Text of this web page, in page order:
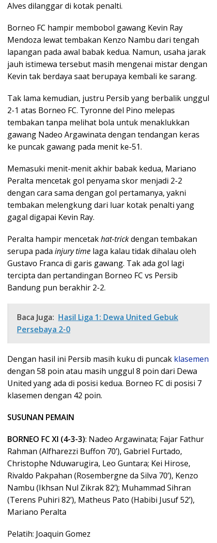
Alves dilanggar di kotak penalti.
Borneo FC hampir membobol gawang Kevin Ray
Mendoza lewat tembakan Kenzo Nambu dari tengah
lapangan pada awal babak kedua. Namun, usaha jarak
jauh istimewa tersebut masih mengenai mistar dengan
Kevin tak berdaya saat berupaya kembali ke sarang.
Tak lama kemudian, justru Persib yang berbalik unggul
2-1 atas Borneo FC. Tyronne del Pino melepas
tembakan tanpa melihat bola untuk menaklukkan
gawang Nadeo Argawinata dengan tendangan keras
ke puncak gawang pada menit ke-51.
Memasuki menit-menit akhir babak kedua, Mariano
Peralta mencetak gol penyama skor menjadi 2-2
dengan cara sama dengan gol pertamanya, yakni
tembakan melengkung dari luar kotak penalti yang
gagal digapai Kevin Ray.
Peralta hampir mencetakhat-trickdengan tembakan
serupa pada injury time laga kalau tidak dihalau oleh
Gustavo Franca di garis gawang. Tak ada gol lagi
tercipta dan pertandingan Borneo FC vs Persib
Bandung pun berakhir 2-2.
Baca Juga: Hasil Liga 1: Dewa United Gebuk
Persebaya 2-0
Dengan hasil ini Persib masih kuku di puncak klasemen
dengan 58 poin atau masih unggul 8 poin dari Dewa
United yang ada di posisi kedua. Borneo FC di posisi 7
klasemen dengan 42 poin.
SUSUNAN PEMAIN
BORNEO FC XI (4-3-3): Nadeo Argawinata; Fajar Fathur
Rahman (Alfharezzi Buffon 70’), Gabriel Furtado,
Christophe Nduwarugira, Leo Guntara; Kei Hirose,
Rivaldo Pakpahan (Rosembergne da Silva 70’), Kenzo
Nambu (Ikhsan Nul Zikrak 82’); Muhammad Sihran
(Terens Puhiri 82’), Matheus Pato (Habibi Jusuf 52’),
Mariano Peralta
Pelatih: Joaquin Gomez